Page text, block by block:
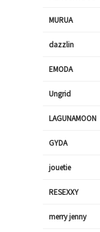
MURUA
dazzlin
EMODA
Ungrid
LAGUNAMOON
GYDA
jouetie
RESEXXY
merry jenny